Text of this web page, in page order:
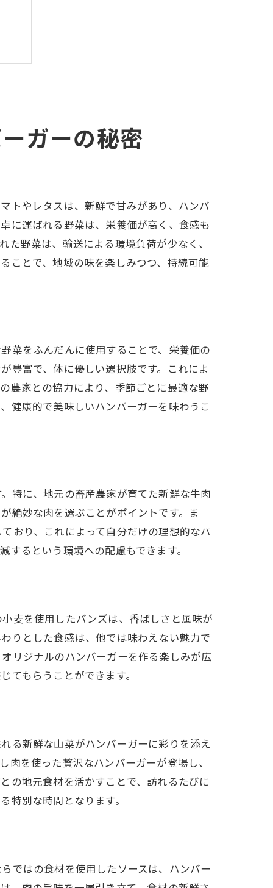
ガーの秘密
トやレタスは、新鮮で甘みがあり、ハンバ
に運ばれる野菜は、栄養価が高く、食感も
野菜は、輸送による環境負荷が少なく、
ことで、地域の味を楽しみつつ、持続可能
菜をふんだんに使用することで、栄養価の
豊富で、体に優しい選択肢です。これによ
農家との協力により、季節ごとに最適な野
健康的で美味しいハンバーガーを味わうこ
特に、地元の畜産農家が育てた新鮮な牛肉
絶妙な肉を選ぶことがポイントです。ま
おり、これによって自分だけの理想的なパ
るという環境への配慮もできます。
麦を使用したバンズは、香ばしさと風味が
りとした食感は、他では味わえない魅力で
リジナルのハンバーガーを作る楽しみが広
もらうことができます。
る新鮮な山菜がハンバーガーに彩りを添え
を使った贅沢なハンバーガーが登場し、
の地元食材を活かすことで、訪れるたびに
特別な時間となります。
ではの食材を使用したソースは、ハンバー